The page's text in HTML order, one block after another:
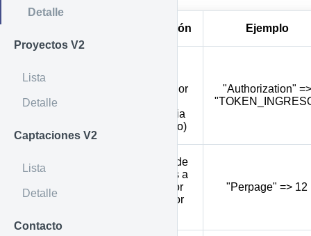
Detalle
Proyectos V2
Lista
Detalle
Captaciones V2
Lista
Detalle
Contacto
Descripción Ejemplo
identificador
inmobiliaria
(obligatorio)
"Authorization" =>
Cantidad de
inmuebles a
mostrar por
página (por
"Perpage" => 12